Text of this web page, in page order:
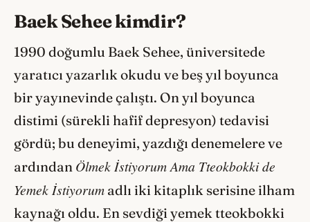
Baek Sehee kimdir?
1990 doğumlu Baek Sehee, üniversitede
yaratıcı yazarlık okudu ve beş yıl boyunca
bir yayınevinde çalıştı. On yıl boyunca
distimi (sürekli hafif depresyon) tedavisi
gördü; bu deneyimi, yazdığı denemelere ve
ardından Ölmek İstiyorum Ama Tteokbokki de
Yemek İstiyorum adlı iki kitaplık serisine ilham
kaynağı oldu. En sevdiği yemek tteokbokki